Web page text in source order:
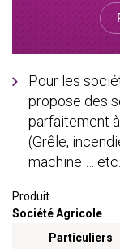
Pour les
propose des
parfaitement
(Grêle,
machine …
Produit
Société Agricole
Menu
Particuliers